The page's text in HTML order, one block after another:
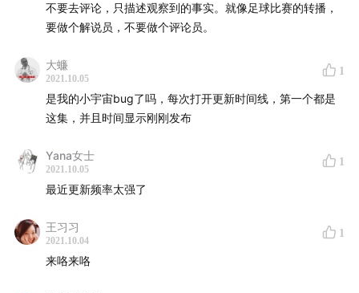
请使用蒙台啥利专属淘口令⬇️⬇️
3.0￥TzkqXLk11lS￥
请使用蒙台啥利专属淘口令⬆️⬆️
购买第二季 PDF 文稿请
音乐来自 Epidemic Sound：
不要去评论，只描述观察到的事实。就像足球比赛的转播，
要做个解说员，不要做个评论员。
大蠊
2021.10.05
1
是我的小宇宙bug了吗，每次打开更新时间线，第一个都是
这集，并且时间显示刚刚发布
Yana女士
2021.10.05
1
最近更新频率太强了
王习习
2021.10.04
1
来咯来咯